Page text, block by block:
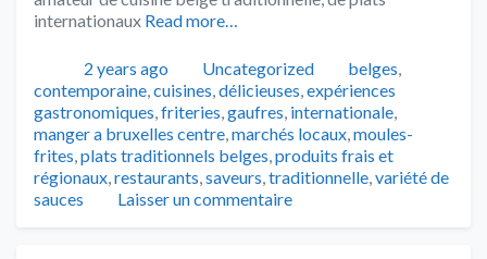
internationaux Read more…
Publié2 years ago Catégories
Uncategorized Tags
belges,
contemporaine,cuisines,délicieuses,expériences
gastronomiques,friteries,gaufres, internationale,
manger a bruxelles centre,marchés locaux,moules-
frites,plats traditionnels belges,produits frais et
régionaux,restaurants,saveurs,traditionnelle,variété de
sauces
Laisser un commentaire